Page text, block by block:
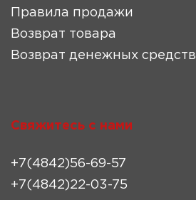
Правила продажи
Возврат товара
Возврат денежных средств
Свяжитесь с нами
+7(4842)56-69-57
+7(4842)22-03-75